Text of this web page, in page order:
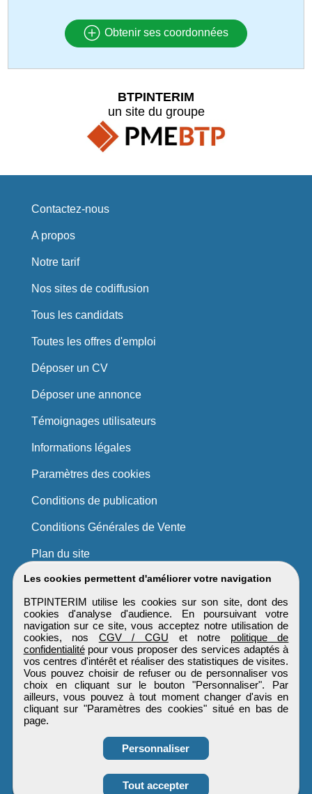
Obtenir ses
Obtenir ses coordonnées
Les cookies permettent d'améliorer votre navigation
BTPINTERIM utilise les cookies sur son site, dont des
cookies d'analyse d'audience. En poursuivant votre
navigation sur ce site, vous acceptez notre utilisation de
cookies, nos CGV / CGU et notre politique de
confidentialitépour vous proposer des services adaptés à
vos centres d'intérêt et réaliser des statistiques de visites.
Vous pouvez choisir de refuser ou de personnaliser vos
choix en cliquant sur le bouton "Personnaliser". Par
ailleurs, vous pouvez à tout moment changer d'avis en
cliquant sur "Paramètres des cookies" situé en bas de
page.
Personnaliser
Tout accepter
BTPINTERIM
un site du groupe
Contactez-nous
A propos
Notre tarif
Nos sites de codiffusion
Tous les candidats
Toutes les offres d'emploi
Déposer un CV
Déposer une annonce
Témoignages utilisateurs
Informations légales
Paramètres des cookies
Conditions de publication
Conditions Générales de Vente
Plan du site